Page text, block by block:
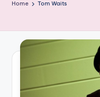
Home Tom Waits